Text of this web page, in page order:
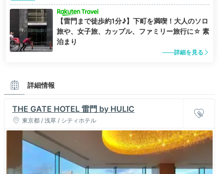
【雷門まで徒歩約1分♪】下町を満喫！大人のソロ
旅や、女子旅、カップル、ファミリー旅行に☆ 素
泊まり
詳細を見る
詳細情報
THE GATE HOTEL 雷門 by HULIC
東京都 / 浅草 / シティホテル